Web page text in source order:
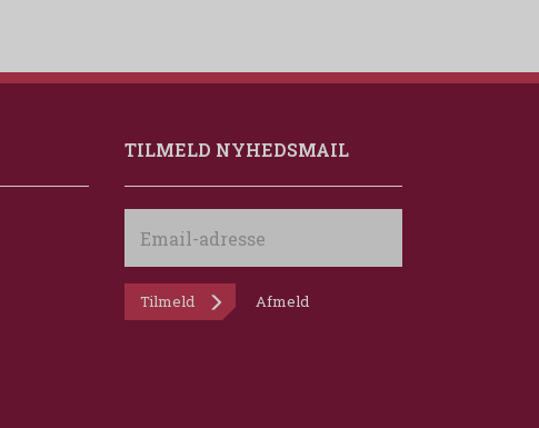
TILMELD NYHEDSMAIL
adresse
Tilmeld Afmeld